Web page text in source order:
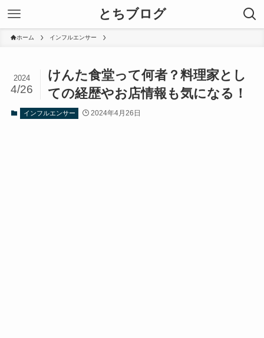
とちブログ
ホーム インフルエンサー
けんた食堂って何者？料理家とし
ての経歴やお店情報も気になる！
2024
4/26
インフルエンサー 2024年4月26日